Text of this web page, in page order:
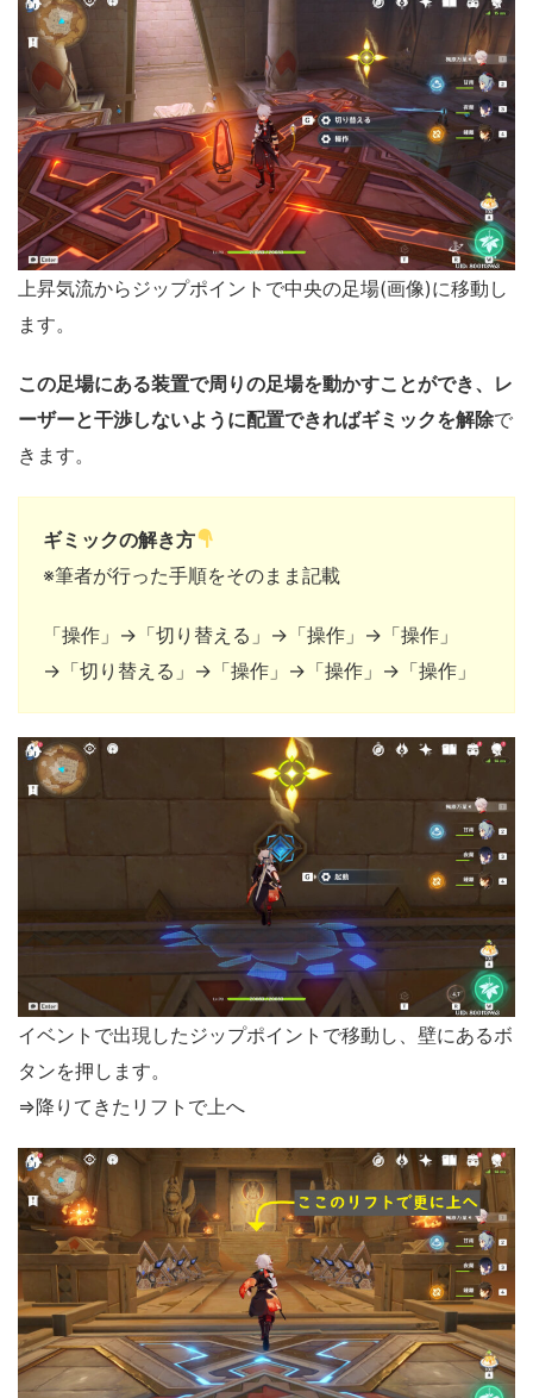
上昇気流からジップポイントで中央の足場(画像)に移動し
ます。
この足場にある装置で周りの足場を動かすことができ、レ
ーザーと干渉しないように配置できればギミックを解除で
きます。
ギミックの解き方
※筆者が行った手順をそのまま記載
「操作」→「切り替える」→「操作」→「操作」
→「切り替える」→「操作」→「操作」→「操作」
イベントで出現したジップポイントで移動し、壁にあるボ
タンを押します。
⇒降りてきたリフトで上へ